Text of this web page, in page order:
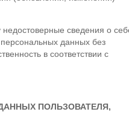
сведения о
данных без
в соответствии с
ПОЛЬЗОВАТЕЛЯ,